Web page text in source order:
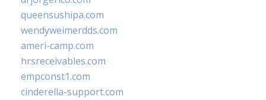
queensushipa.com
wendyweimerdds.com
ameri-camp.com
hrsreceivables.com
empconst1.com
cinderella-support.com